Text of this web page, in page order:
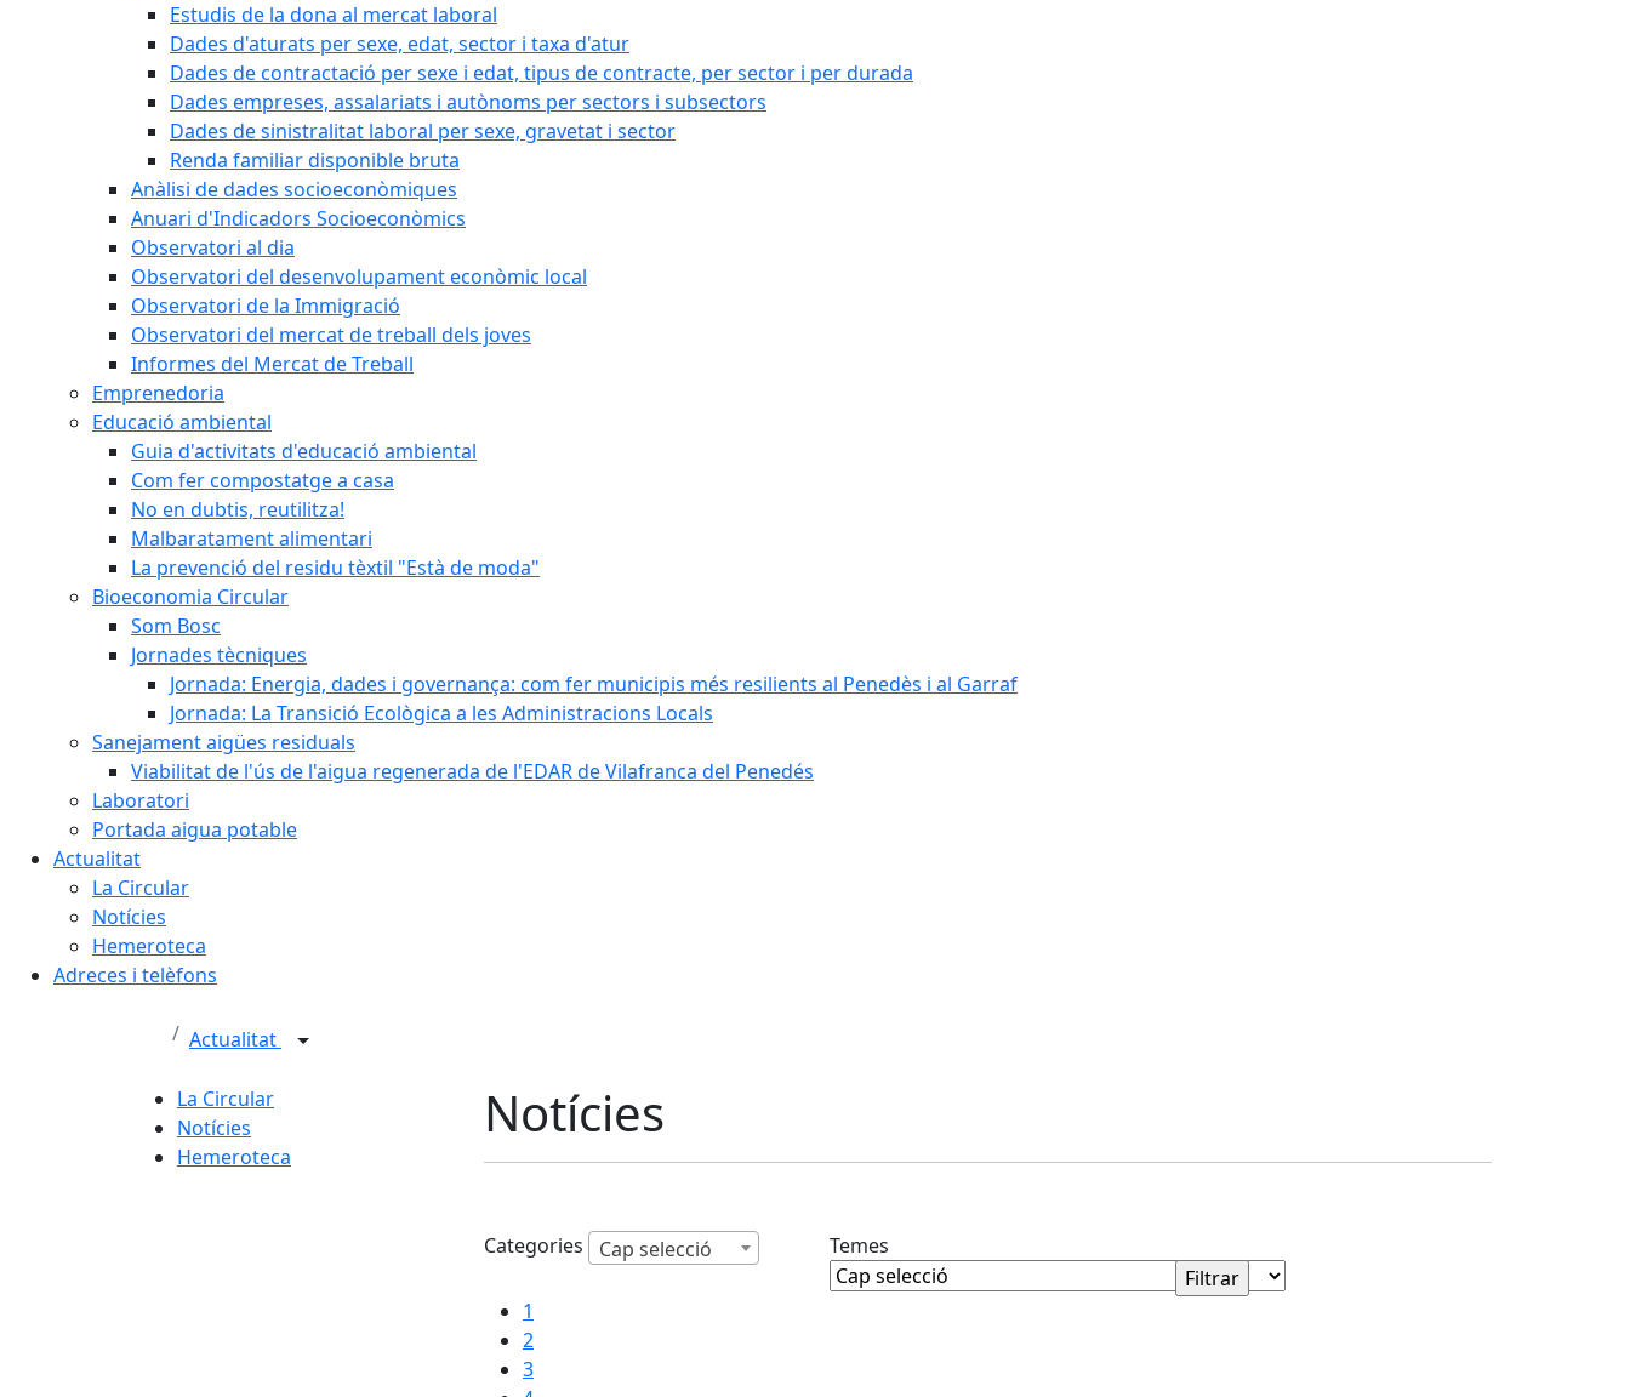
Estudis de la dona al mercat laboral
Dades d'aturats per sexe, edat, sector i taxa d'atur
Dades de contractació per sexe i edat, tipus de contracte, per sector i per durada
Dades empreses, assalariats i autònoms per sectors i subsectors
Dades de sinistralitat laboral per sexe, gravetat i sector
Renda familiar disponible bruta
Anàlisi de dades socioeconòmiques
Anuari d'Indicadors Socioeconòmics
Observatori al dia
Observatori del desenvolupament econòmic local
Observatori de la Immigració
Observatori del mercat de treball dels joves
Informes del Mercat de Treball
Emprenedoria
Educació ambiental
Guia d'activitats d'educació ambiental
Com fer compostatge a casa
No en dubtis, reutilitza!
Malbaratament alimentari
La prevenció del residu tèxtil "Està de moda"
Bioeconomia Circular
Som Bosc
Jornades tècniques
Jornada: Energia, dades i governança: com fer municipis més resilients al Penedès i al Garraf
Jornada: La Transició Ecològica a les Administracions Locals
Sanejament aigües residuals
Viabilitat de l'ús de l'aigua regenerada de l'EDAR de Vilafranca del Penedés
Laboratori
Portada aigua potable
Actualitat
La Circular
Notícies
Hemeroteca
Adreces i telèfons
Actualitat
La Circular
Notícies
Hemeroteca
Notícies
Categories Cap selecció Temes
1
2
3